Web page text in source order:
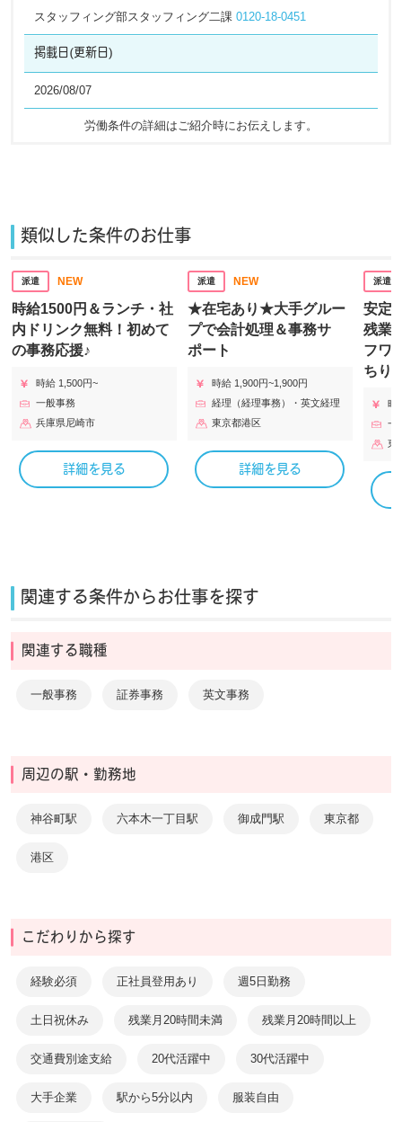
スタッフィング部スタッフィング二課0120-18-0451
掲載日 (更新日)
2026/08/07
労働条件の詳細はご紹介時にお伝えします。​
類似した条件のお仕事
派遣 NEW
時給1500円＆ランチ・社
内ドリンク無料！初めて
の事務応援♪
時給 1,500円~
一般事務
兵庫県尼崎市
詳細を見る
派遣 NEW
★在宅あり★大手グルー
プで会計処理＆事務サ
ポート
時給 1,900円~1,900円
経理（経理事務）・英文経理
東京都港区
詳細を見る
派遣
安定
残業
フワ
ちり
時
一
東
関連する条件からお仕事を探す
関連する職種
一般事務 証券事務 英文事務
周辺の駅・勤務地
神谷町駅 六本木一丁目駅 御成門駅 東京都
港区
こだわりから探す
経験必須 正社員登用あり 週5日勤務
土日祝休み 残業月20時間未満 残業月20時間以上
交通費別途支給 20代活躍中 30代活躍中
大手企業 駅から5分以内 服装自由